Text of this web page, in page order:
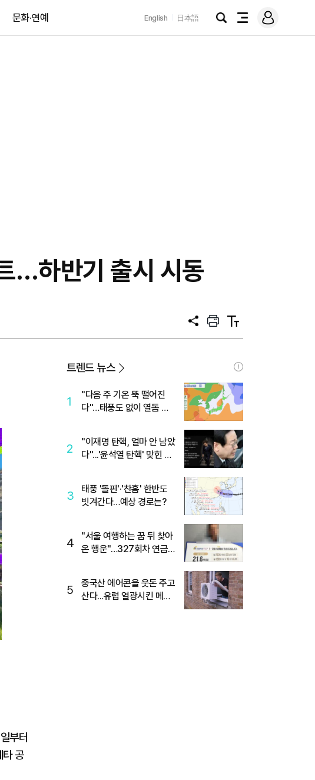
문화·연예 English 日本語
검
전
메
그
…하반기 출시 시동
공
프
트
텍
트
부터
타 공
트렌드 뉴스
1
"다음 주 기온 뚝 떨어진
다"…태풍도 없이 열돔 박
2
"이재명 탄핵, 얼마 안 남았
다"...'윤석열 탄핵' 맞힌 무
3
태풍 '돌핀'·'찬홈' 한반도
빗겨간다…예상 경로는?
4
"서울 여행하는 꿈 뒤 찾아
온 행운"…327회차 연금
5
중국산 에어콘을 웃돈 주고
산다...유럽 열광시킨 메이